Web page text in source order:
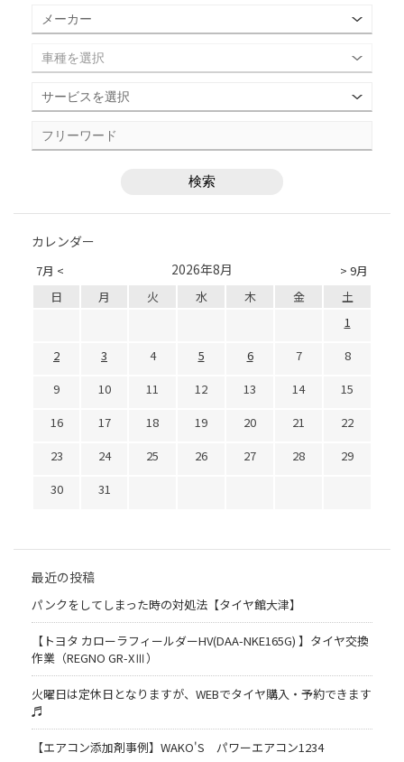
カレンダー
7月 < > 9月
2026年8月
日 月 火 水 木 金
土
1
2
3 4 5 6 7
8
9
10 11 12 13 14
15
16
17 18 19 20 21
22
23
24 25 26 27 28
29
30
31
最近の投稿
パンクをしてしまった時の対処法【タイヤ館大津】
【トヨタ カローラフィールダーHV(DAA-NKE165G) 】タイヤ交換
作業（REGNO GR-XⅢ）
火曜日は定休日となりますが、WEBでタイヤ購入・予約できます
♬
【エアコン添加剤事例】WAKO'S パワーエアコン1234